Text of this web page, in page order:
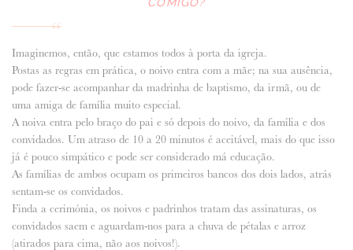
Imaginemos, então, que estamos todos à porta da igreja.
Postas as regras em prática, o noivo entra com a mãe; na sua ausência,
pode fazer-se acompanhar da madrinha de baptismo, da irmã, ou de
uma amiga de família muito especial.
A noiva entra pelo braço do pai e só depois do noivo, da família e dos
convidados. Um atraso de 10 a 20 minutos é aceitável, mais do que isso
já é pouco simpático e pode ser considerado má educação.
As famílias de ambos ocupam os primeiros bancos dos dois lados, atrás
sentam-se os convidados.
Finda a cerimónia, os noivos e padrinhos tratam das assinaturas, os
convidados saem e aguardam-nos para a chuva de pétalas e arroz
(atirados para cima, não aos noivos!).